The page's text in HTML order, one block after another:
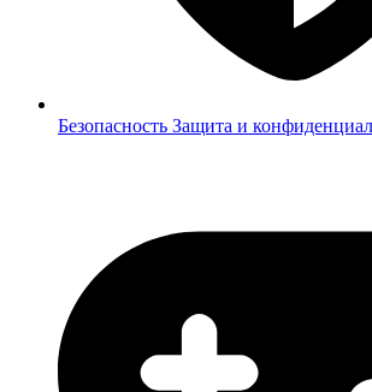
Безопасность Защита и